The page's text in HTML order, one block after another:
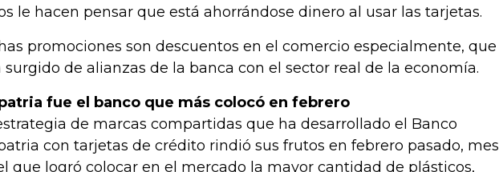
le hacen pensar que está ahorrándose dinero al usar las tarjetas.
promociones son descuentos en el comercio especialmente, que
surgido de alianzas de la banca con el sector real de la economía.
fue el banco que más colocó en febrero
de marcas compartidas que ha desarrollado el Banco
con tarjetas de crédito rindió sus frutos en febrero pasado, mes
que logró colocar en el mercado la mayor cantidad de plásticos,